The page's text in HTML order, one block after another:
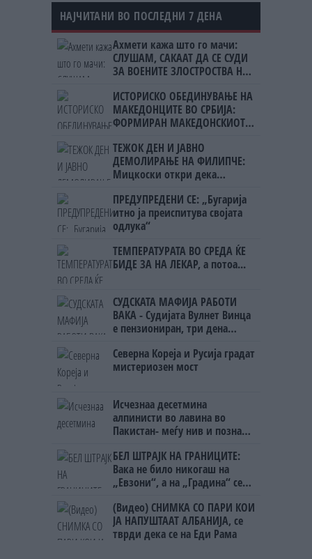
НАЈЧИТАНИ ВО ПОСЛЕДНИ 7 ДЕНА
Ахмети кажа што го мачи:
СЛУШАМ, САКААТ ДА СЕ СУДИ
ЗА ВОЕНИТЕ ЗЛОСТРОСТВА НА
ИСТОРИСКО ОБЕДИНУВАЊЕ НА
МАКЕДОНЦИТЕ ВО СРБИЈА:
ФОРМИРАН МАКЕДОНСКИОТ
ТЕЖОК ДЕН И ЈАВНО
ДЕМОЛИРАЊЕ НА ФИЛИПЧЕ:
Мицкоски откри дека
ништо, освен за кеш
ПРЕДУПРЕДЕНИ СЕ: „Бугарија
итно ја преиспитува својата
одлука“
ТЕМПЕРАТУРАТА ВО СРЕДА ЌЕ
БИДЕ ЗА НА ЛЕКАР, а потоа...
СУДСКАТА МАФИЈА РАБОТИ
ВАКА - Судијата Вулнет Винца
е пензиониран, три дена
на бизнисменот Марковски
Северна Кореја и Русија градат
мистериозен мост
Исчезнаа десетмина
алпинисти во лавина во
Пакистан- меѓу нив и познат
БЕЛ ШТРАЈК НА ГРАНИЦИТЕ:
Вака не било никогаш на
„Евзони“, а на „Градина“ се
(Видео) СНИМКА СО ПАРИ КОИ
ЈА НАПУШТААТ АЛБАНИЈА, се
тврди дека се на Еди Рама